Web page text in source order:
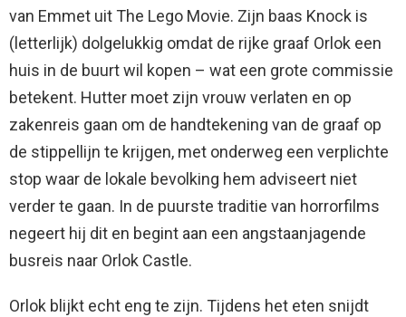
van Emmet uit The Lego Movie. Zijn baas Knock is
(letterlijk) dolgelukkig omdat de rijke graaf Orlok een
huis in de buurt wil kopen – wat een grote commissie
betekent. Hutter moet zijn vrouw verlaten en op
zakenreis gaan om de handtekening van de graaf op
de stippellijn te krijgen, met onderweg een verplichte
stop waar de lokale bevolking hem adviseert niet
verder te gaan. In de puurste traditie van horrorfilms
negeert hij dit en begint aan een angstaanjagende
busreis naar Orlok Castle.
Orlok blijkt echt eng te zijn. Tijdens het eten snijdt